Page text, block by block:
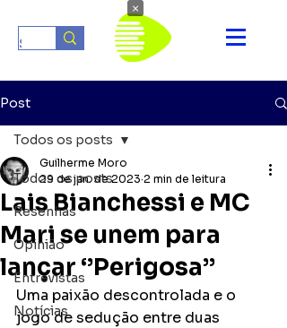
Post
Todos os posts
Resenhas
Opinião
Entrevistas
Notícias
Todos os posts
Lais Bianchessi e MC
Mari se unem para
lançar ‘’Perigosa’’
Guilherme Moro
29 de jan. de 2023 2 min de leitura
Uma paixão descontrolada e o
jogo de sedução entre duas
×